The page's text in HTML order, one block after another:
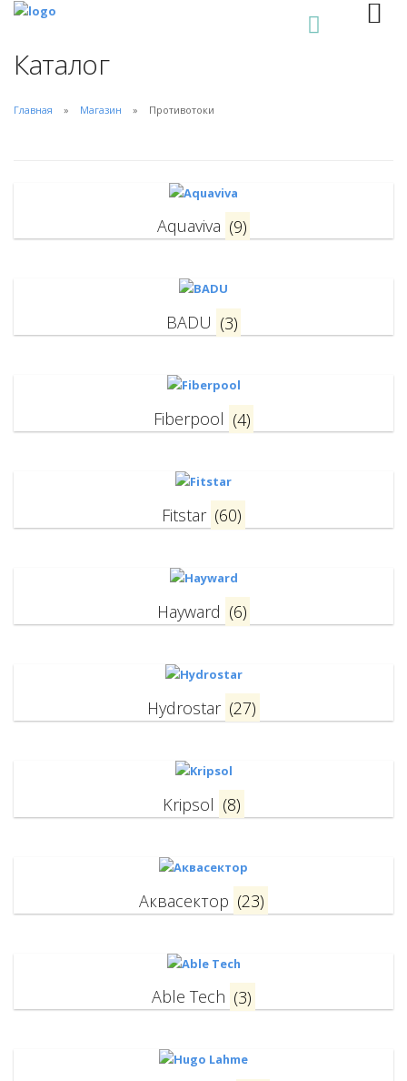
Каталог
Главная Магазин Противотоки
Aquaviva (9)
BADU (3)
Fiberpool (4)
Fitstar (60)
Hayward (6)
Hydrostar (27)
Kripsol (8)
Аквасектор (23)
Able Tech (3)